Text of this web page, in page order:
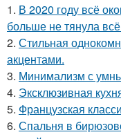
1. В 2020 году всё
больше не тянула
2. Стильная
акцентами.
3. Минимализм с
4. Эксклюзивная
5. Французская
6. Спальня в